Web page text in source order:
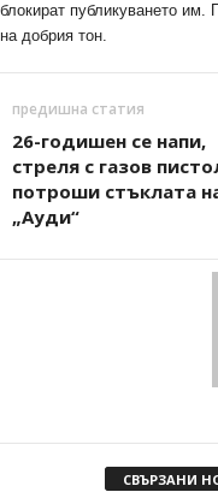
блокират публикуването им.
на добрия тон.
предишна статия
26-годишен се напи,
стреля с газов
потроши стъклата
„Ауди“
СВЪРЗАНИ